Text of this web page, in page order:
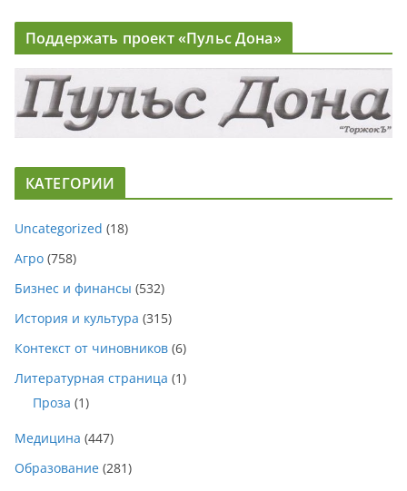
Поддержать проект «Пульс Дона»
КАТЕГОРИИ
Uncategorized (18)
Агро (758)
Бизнес и финансы (532)
История и культура (315)
Контекст от чиновников (6)
Литературная страница (1)
Проза (1)
Медицина (447)
Образование (281)